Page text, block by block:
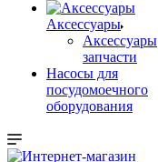
Аксессуары
Аксессуары
запчасти
Насосы для
посудомоечного
оборудования